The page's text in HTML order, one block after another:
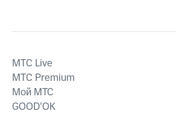
MTС Live
MTС Premium
Мой МТС
GOOD’OK